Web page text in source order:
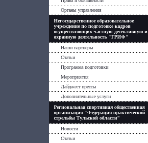
Органы управления
Негосударственное образовательное
учреждение по подготовке кадров
осуществляющих частную детективную и
охранную деятельность "ГРИФ"
Наши партнёры
Статьи
Программа подготовки
Мероприятия
Дайджест прессы
Дополнительные услуги
Региональная спортивная общественная
организация "Федерация практической
стрельбы Тульской области"
Новости
Статьи